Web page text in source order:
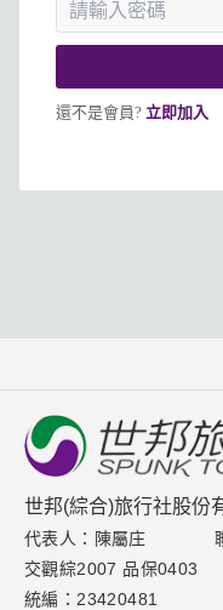
還不是會員? 立即加入
聯絡我們
下載專區
取消訂單說明
隱私權保護政策
世邦(綜合)旅行社股份
代表人：陳屬庄
交觀綜2007 品保0403
統編：23420481